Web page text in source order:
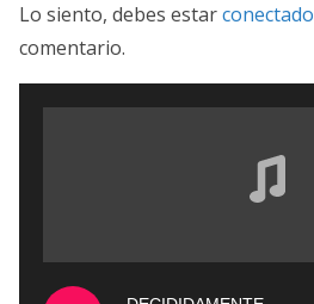
Lo siento, debes estarconectado
comentario.